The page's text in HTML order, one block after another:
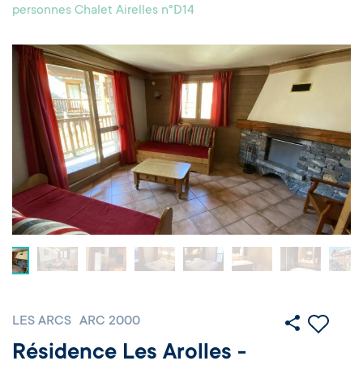
personnes Chalet Airelles n°D14
LES ARCS ARC 2000
Résidence Les Arolles -